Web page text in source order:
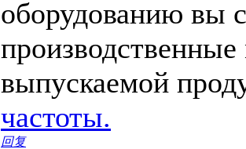
оборудованию вы
выпускаемой
частоты.
回复